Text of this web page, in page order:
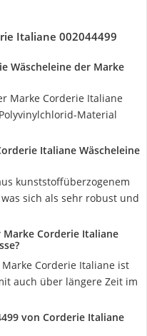
Italiane 002044499
Wäscheleine der Marke
Marke Corderie Italiane
Material
Italiane Wäscheleine
kunststoffüberzogenem
sich als sehr robust und
Marke Corderie Italiane
Marke Corderie Italiane ist
auch über längere Zeit im
von Corderie Italiane